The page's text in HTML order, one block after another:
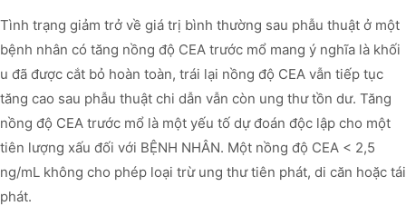
Tình trạng giảm trở về giá trị bình thường sau phẫu thuật ở một
bệnh nhân có tăng nồng độ CEA trước mổ mang ý nghĩa là khối
u đã được cắt bỏ hoàn toàn, trái lại nồng độ CEA vẫn tiếp tục
tăng cao sau phẫu thuật chi dẫn vẫn còn ung thư tồn dư. Tăng
nồng độ CEA trước mổ là một yếu tố dự đoán độc lập cho một
tiên lượng xấu đối với BỆNH NHÂN. Một nồng độ CEA < 2,5
ng/mL không cho phép loại trừ ung thư tiên phát, di căn hoặc tái
phát.